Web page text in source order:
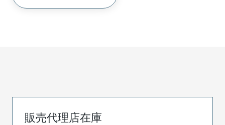
販売代理店在庫